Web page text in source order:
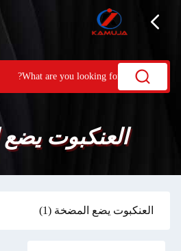
العنكبوت
العنكبوت يضع المضخة (1)